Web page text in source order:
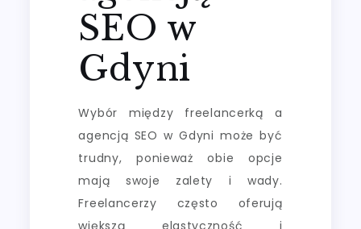
SEO w
Gdyni
Wybór między freelancerką a
agencją SEO w Gdyni może być
trudny, ponieważ obie opcje
mają swoje zalety i wady.
Freelancerzy często oferują
większą elastyczność i